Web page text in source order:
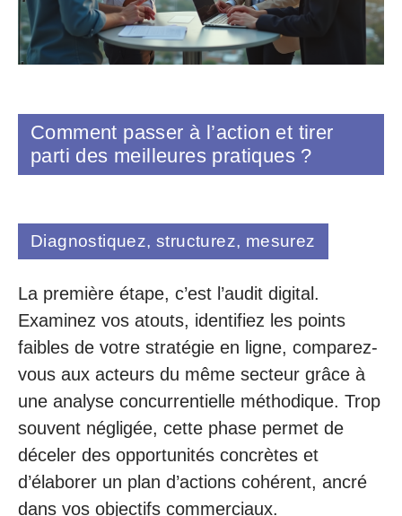
Comment passer à l’action et tirer
parti des meilleures pratiques ?
Diagnostiquez, structurez, mesurez
La première étape, c’est l’audit digital.
Examinez vos atouts, identifiez les points
faibles de votre stratégie en ligne, comparez-
vous aux acteurs du même secteur grâce à
une analyse concurrentielle méthodique. Trop
souvent négligée, cette phase permet de
déceler des opportunités concrètes et
d’élaborer un plan d’actions cohérent, ancré
dans vos objectifs commerciaux.